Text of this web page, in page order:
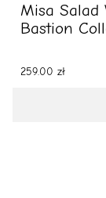
Misa Salad
Bastion
259.00 zł